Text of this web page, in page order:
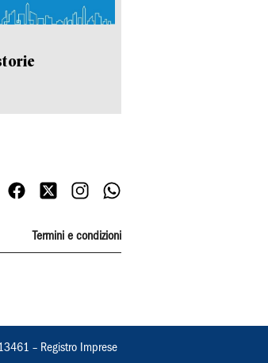
Termini e condizioni
– Registro Imprese